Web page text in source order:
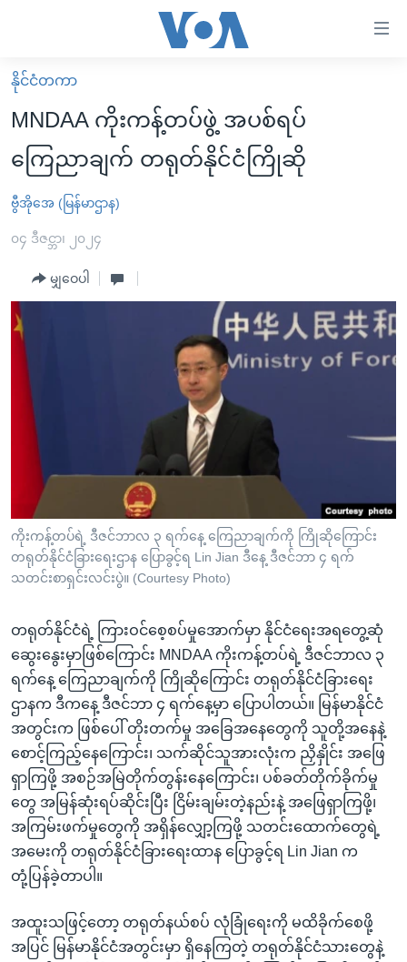
လွယ်ကူ
စေ
သည့်
Link
များ
ပင်မ
ကျော်
ကြည့်
စာမျက်နှာ
ကျော်
ကြည့်
ရန်
ရှာဖွေ
နေရာ
သို့
ကျော်
ရန်
မူလစာမျက်နှာ
မြန်မာ
ကမ္ဘာ့သတင်းများ
နိုင်ငံတကာ
အစ္စရေး-ပါလက်စတိုင်း
ဗွီဒီယို
အင်္ဂလိပ်စာလေ့လာမယ်
ရုပ်ရှင်ထဲက အင်္ဂလိပ်စာ
သုတပဒေသာ အင်္ဂလိပ်စာ
အပတ်စဉ်ကဏ္ဍများ
တီဗွီ
ရေဒီယိုနှင့်ရုပ်သံ အချက်အလက်များ
ရေဒီယို/တီဗွီအစီအစဉ်
Learning English
ဗွီအိုအေ လူမှုကွန်ယက်များ
ဘာသာစကားများ
နိုင်ငံတကာ
MNDAA ကိုးကန့်တပ်ဖွဲ့ အပစ်ရပ်
ကြေညာချက် တရုတ်နိုင်ငံကြိုဆို
ဗွီအိုအေ (မြန်မာဌာန)
၀၄ ဒီဇင္ဘာ၊ ၂၀၂၄
မျှဝေပါ
ကိုးကန့်တပ်ရဲ့ ဒီဇင်ဘာလ ၃ ရက်နေ့ ကြေညာချက်ကို ကြိုဆိုကြောင်း
တရုတ်နိုင်ငံခြားရေးဌာန ပြောခွင့်ရ Lin Jian ဒီနေ့ ဒီဇင်ဘာ ၄ ရက်
သတင်းစာရှင်းလင်းပွဲ။ (Courtesy Photo)
တရုတ်နိုင်ငံရဲ့ ကြားဝင်စေ့စပ်မှုအောက်မှာ ‌နိုင်ငံရေးအရတွေ့ဆုံ
ဆွေးနွေးမှာဖြစ်ကြောင်း MNDAA ကိုးကန့်တပ်ရဲ့ ဒီဇင်ဘာလ ၃
ရက်နေ့ ကြေညာချက်ကို ကြိုဆိုကြောင်း တရုတ်နိုင်ငံခြားရေး
ဌာနက ဒီကနေ့ ဒီဇင်ဘာ ၄ ရက်နေ့မှာ ပြောပါတယ်။ မြန်မာနိုင်ငံ
အတွင်းက ဖြစ်ပေါ် တိုးတက်မှု အခြေအနေတွေကို သူတို့အနေနဲ့
စောင့်ကြည့်နေကြောင်း၊ သက်ဆိုင်သူအားလုံးက ညှိနှိုင်း အဖြေ
ရှာကြဖို့ အစဉ်အမြဲတိုက်တွန်းနေကြောင်း၊ ပစ်ခတ်တိုက်ခိုက်မှု
တွေ အမြန်ဆုံးရပ်ဆိုင်းပြီး ငြိမ်းချမ်းတဲ့နည်းနဲ့ အဖြေရှာကြဖို့၊
အကြမ်းဖက်မှုတွေကို အရှိန်လျှော့ကြဖို့ သတင်းထောက်တွေရဲ့
အမေးကို တရုတ်နိုင်ငံခြားရေးထာန ပြောခွင့်ရ Lin Jian က
တုံ့ပြန်ခဲ့တာပါ။
အထူးသဖြင့်တော့ တရုတ်နယ်စပ် လုံခြုံရေးကို မထိခိုက်စေဖို့
အပြင် မြန်မာနိုင်ငံအတွင်းမှာ ရှိနေကြတဲ့ တရုတ်နိုင်ငံသားတွေနဲ့